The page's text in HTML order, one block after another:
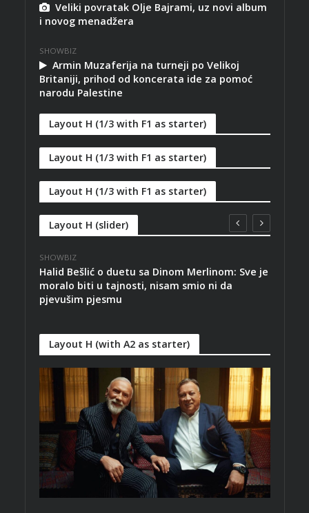
Veliki povratak Olje Bajrami, uz novi album
i novog menadžera
SHOWBIZ
Armin Muzaferija na turneji po Velikoj
Britaniji, prihod od koncerata ide za pomoć
narodu Palestine
Layout H (1/3 with F1 as starter)
Layout H (1/3 with F1 as starter)
Layout H (1/3 with F1 as starter)
Layout H (slider)
SHOWBIZ
Halid Bešlić o duetu sa Dinom Merlinom: Sve je
moralo biti u tajnosti, nisam smio ni da
pjevušim pjesmu
Layout H (with A2 as starter)